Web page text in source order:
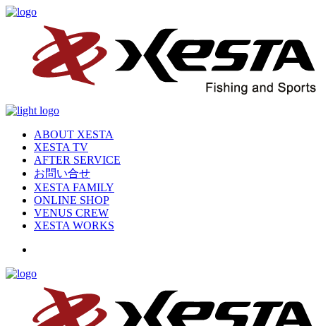
ABOUT XESTA
XESTA TV
AFTER SERVICE
お問い合せ
XESTA FAMILY
ONLINE SHOP
VENUS CREW
XESTA WORKS